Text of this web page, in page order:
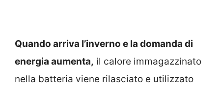
Quando arriva l’inverno e la domanda di
energia aumenta, il calore immagazzinato
nella batteria viene rilasciato e utilizzato